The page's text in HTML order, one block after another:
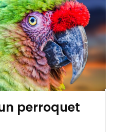
perroquet